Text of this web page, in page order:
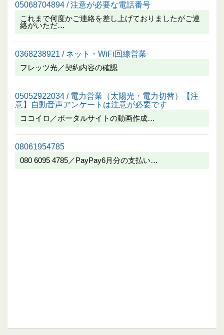
05068704894 / 注意が必要な電話番号
これまで何度かご連絡を差し上げておりましたがご連
絡がいただ…
0368238921 / ネット・WiFi回線営業
フレッツ光／契約内容の確認
05052922034 / 電力営業（太陽光・電力切替）【注
意】自動音声アンケートは注意が必要です
ココイロ／ポータルサイトの動画作成…
08061954785
080 6095 4785／PayPay6月分の支払い…